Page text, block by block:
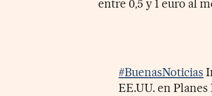
entre 0,5 y 1 euro al
#BuenasNoticias
EE.UU. en